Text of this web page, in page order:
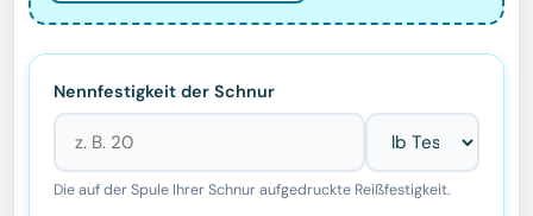
Nennfestigkeit der Schnur
Die auf der Spule Ihrer Schnur aufgedruckte Reißfestigkeit.